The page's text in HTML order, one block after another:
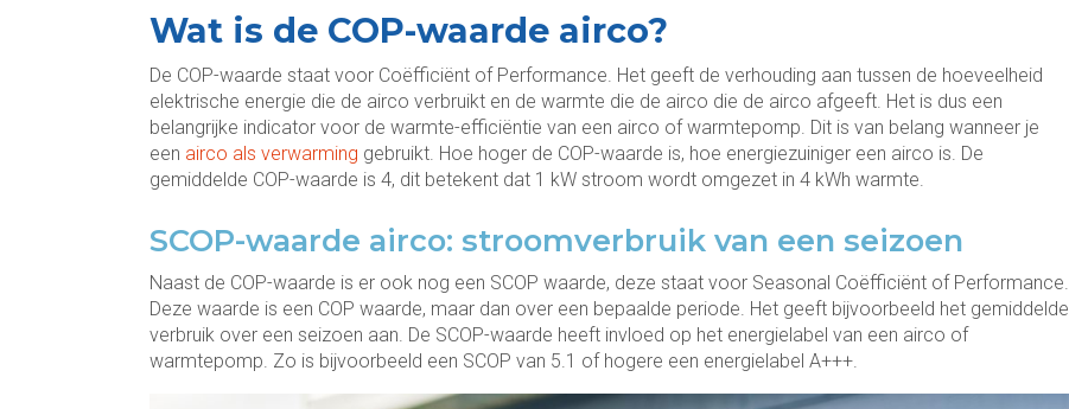
Wat is de COP-waarde airco?
De COP-waarde staat voor Coëfficiënt of Performance. Het geeft de verhouding aan tussen de hoeveelheid
elektrische energie die de airco verbruikt en de warmte die de airco die de airco afgeeft. Het is dus een
belangrijke indicator voor de warmte-efficiëntie van een airco of warmtepomp. Dit is van belang wanneer je
een airco als verwarming gebruikt. Hoe hoger de COP-waarde is, hoe energiezuiniger een airco is. De
gemiddelde COP-waarde is 4, dit betekent dat 1 kW stroom wordt omgezet in 4 kWh warmte.
SCOP-waarde airco: stroomverbruik van een seizoen
Naast de COP-waarde is er ook nog een SCOP waarde, deze staat voor Seasonal Coëfficiënt of Performance.
Deze waarde is een COP waarde, maar dan over een bepaalde periode. Het geeft bijvoorbeeld het gemiddelde
verbruik over een seizoen aan. De SCOP-waarde heeft invloed op het energielabel van een airco of
warmtepomp. Zo is bijvoorbeeld een SCOP van 5.1 of hogere een energielabel A+++.